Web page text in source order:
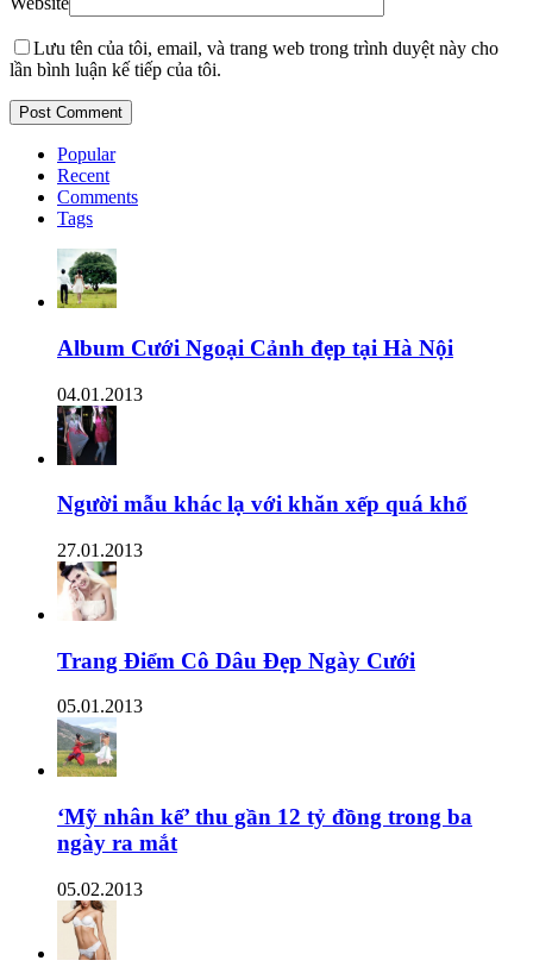
Lưu tên của tôi, email, và trang web trong trình duyệt này cho
lần bình luận kế tiếp của tôi.
Popular
Recent
Comments
Tags
Album Cưới Ngoại Cảnh đẹp tại Hà Nội
04.01.2013
Người mẫu khác lạ với khăn xếp quá khổ
27.01.2013
Trang Điểm Cô Dâu Đẹp Ngày Cưới
05.01.2013
‘Mỹ nhân kế’ thu gần 12 tỷ đồng trong ba
ngày ra mắt
05.02.2013